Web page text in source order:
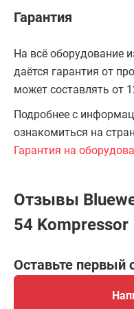
Гарантия
На всё оборудование
даётся гарантия от
может составлять от
Подробнее с
ознакомиться на
Гарантия на
Отзывы
54 Kompressor
Оставьте первый